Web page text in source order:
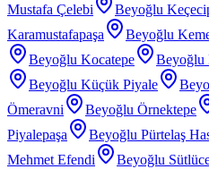
Mustafa Çelebi
Beyoğlu
Karamustafapaşa
Beyoğlu
Beyoğlu Kocatepe
Beyoğlu
Beyoğlu Küçük Piyale
Ömeravni
Beyoğlu Örnektepe
Piyalepaşa
Beyoğlu Pürtelaş
Mehmet Efendi
Beyoğlu